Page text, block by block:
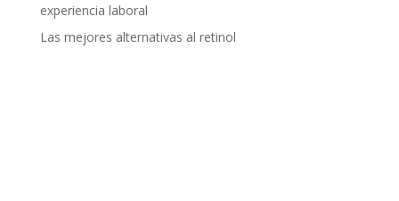
experiencia laboral
Las mejores alternativas al retinol